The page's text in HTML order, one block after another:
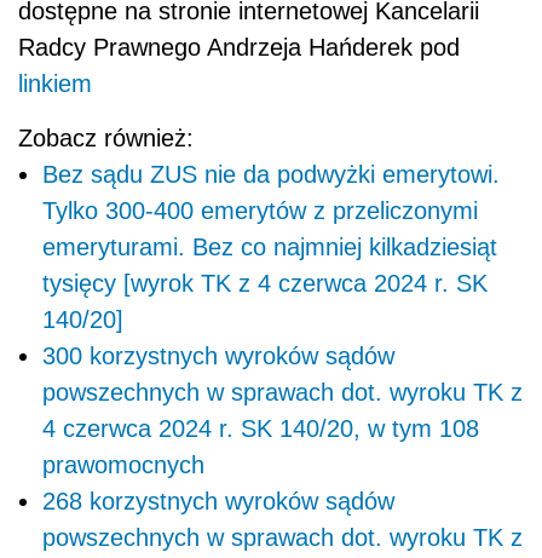
dostępne na stronie internetowej Kancelarii
Radcy Prawnego Andrzeja Hańderek pod
linkiem
Zobacz również:
Bez sądu ZUS nie da podwyżki emerytowi.
Tylko 300-400 emerytów z przeliczonymi
emeryturami. Bez co najmniej kilkadziesiąt
tysięcy [wyrok TK z 4 czerwca 2024 r. SK
140/20]
300 korzystnych wyroków sądów
powszechnych w sprawach dot. wyroku TK z
4 czerwca 2024 r. SK 140/20, w tym 108
prawomocnych
268 korzystnych wyroków sądów
powszechnych w sprawach dot. wyroku TK z